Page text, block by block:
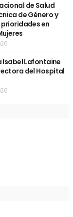
de Salud
de Género y
en
Isabel Lafontaine
del Hospital